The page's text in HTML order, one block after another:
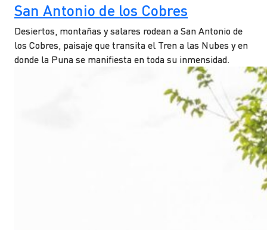
San Antonio de los Cobres
Desiertos, montañas y salares rodean a San Antonio de
los Cobres, paisaje que transita el Tren a las Nubes y en
donde la Puna se manifiesta en toda su inmensidad.